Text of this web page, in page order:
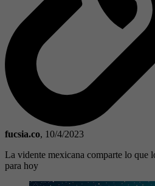
fucsia.co, 10/4/2023
La vidente mexicana comparte lo que
para hoy